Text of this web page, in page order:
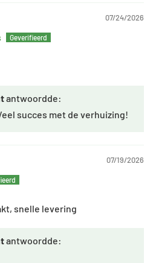
07/24/2026
antwoordde:
succes met de verhuizing!
07/19/2026
snelle levering
antwoordde: